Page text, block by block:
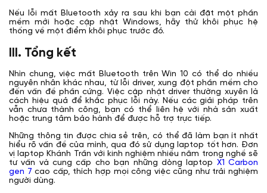
Nếu lỗi mất Bluetooth xảy ra sau khi bạn cài đặt một phần
mềm mới hoặc cập nhật Windows, hãy thử khôi phục hệ
thống về một điểm khôi phục trước đó.
III. Tổng kết
Nhìn chung, việc mất Bluetooth trên Win 10 có thể do nhiều
nguyên nhân khác nhau, từ lỗi driver, xung đột phần mềm cho
đến vấn đề phần cứng. Việc cập nhật driver thường xuyên là
cách hiệu quả để khắc phục lỗi này. Nếu các giải pháp trên
vẫn chưa thành công, bạn có thể liên hệ với nhà sản xuất
hoặc trung tâm bảo hành để được hỗ trợ trực tiếp.
Những thông tin được chia sẻ trên, có thể đã làm bạn ít nhất
hiểu rõ vấn đề của mình, qua đó sử dụng laptop tốt hơn. Đơn
vị laptop Khánh Trần với kinh nghiệm nhiều năm trong nghề sẽ
tư vấn và cung cấp cho bạn những dòng laptop X1 Carbon
gen 7 cao cấp, thích hợp mọi công việc cũng như trải nghiệm
người dùng.